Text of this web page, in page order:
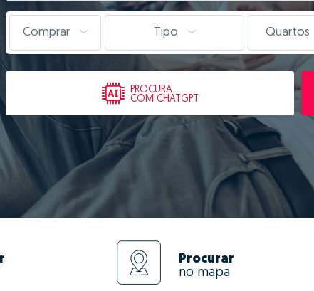
Comprar Tipo Quartos
PROCURA
COM CHATGPT
Procurar
no mapa